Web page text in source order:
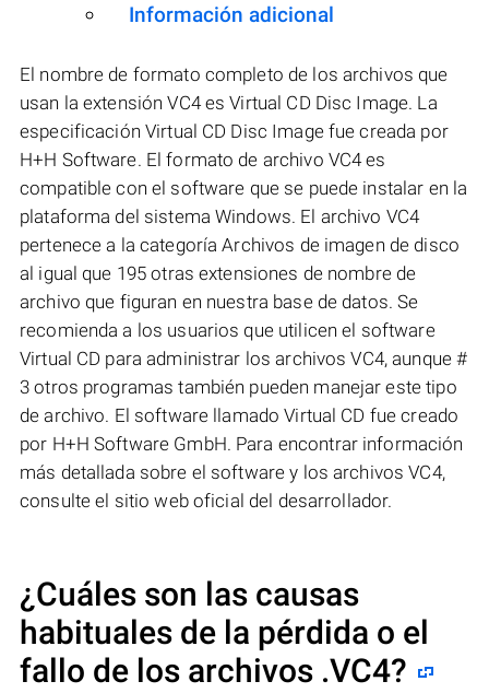
Información adicional
El nombre de formato completo de los archivos que
usan la extensión VC4 es Virtual CD Disc Image. La
especificación Virtual CD Disc Image fue creada por
H+H Software. El formato de archivo VC4 es
compatible con el software que se puede instalar en la
plataforma del sistema Windows. El archivo VC4
pertenece a la categoría Archivos de imagen de disco
al igual que 195 otras extensiones de nombre de
archivo que figuran en nuestra base de datos. Se
recomienda a los usuarios que utilicen el software
Virtual CD para administrar los archivos VC4, aunque #
3 otros programas también pueden manejar este tipo
de archivo. El software llamado Virtual CD fue creado
por H+H Software GmbH. Para encontrar información
más detallada sobre el software y los archivos VC4,
consulte el sitio web oficial del desarrollador.
¿Cuáles son las causas
habituales de la pérdida o el
fallo de los archivos .VC4?